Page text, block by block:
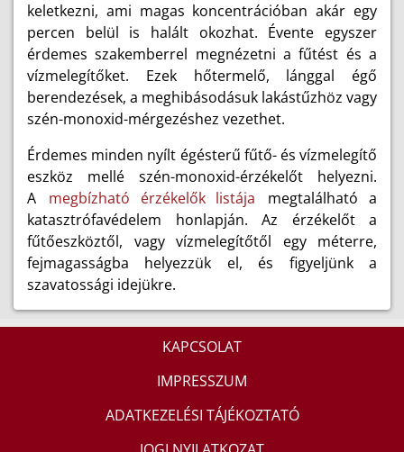
keletkezni, ami magas koncentrációban akár egy
percen belül is halált okozhat. Évente egyszer
érdemes szakemberrel megnézetni a fűtést és a
vízmelegítőket. Ezek hőtermelő, lánggal égő
berendezések, a meghibásodásuk lakástűzhöz vagy
szén-monoxid-mérgezéshez vezethet.
Érdemes minden nyílt égésterű fűtő- és vízmelegítő
eszköz mellé szén-monoxid-érzékelőt helyezni.
A
megbízható érzékelők listája
megtalálható a
katasztrófavédelem honlapján. Az érzékelőt a
fűtőeszköztől, vagy vízmelegítőtől egy méterre,
fejmagasságba helyezzük el, és figyeljünk a
szavatossági idejükre.
KAPCSOLAT
IMPRESSZUM
ADATKEZELÉSI TÁJÉKOZTATÓ